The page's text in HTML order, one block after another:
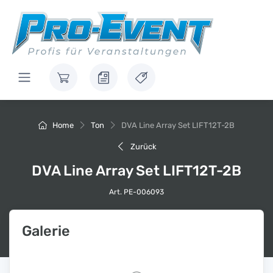
Home Ton DVA Line Array Set LIFT12T-2B
Zurück
DVA Line Array Set LIFT12T-2B
Art. PE-006093
Galerie